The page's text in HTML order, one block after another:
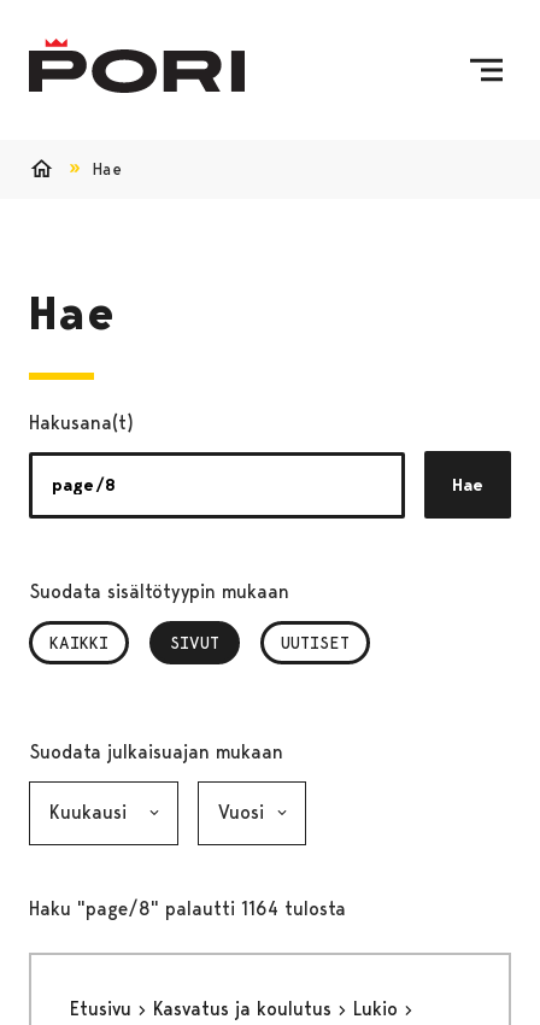
Hae
Hae
Hakusana(t)
Hae
Suodata sisältötyypin mukaan
KAIKKI SIVUT
, VALITTU UUTISET
Suodata julkaisuajan mukaan
Haku "page/8" palautti 1164 tulosta
Etusivu Kasvatus ja koulutus
Lukio